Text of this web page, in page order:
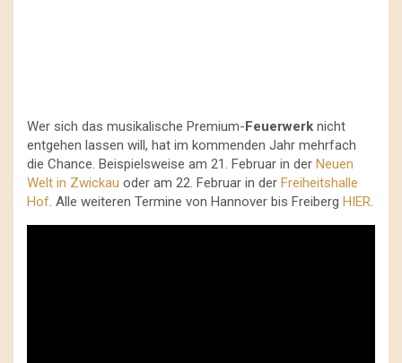
Wer sich das musikalische Premium-Feuerwerk nicht
entgehen lassen will, hat im kommenden Jahr mehrfach
die Chance. Beispielsweise am 21. Februar in der Neuen
Welt in Zwickau oder am 22. Februar in der Freiheitshalle
Hof. Alle weiteren Termine von Hannover bis Freiberg HIER.